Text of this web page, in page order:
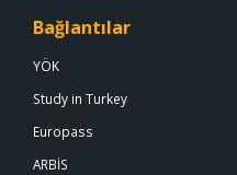
Bağlantılar
YÖK
Study in Turkey
Europass
ARBİS